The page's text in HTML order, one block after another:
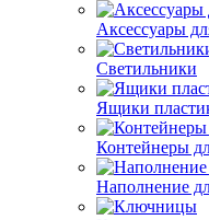
Аксессуары
Светильники
Ящики
Контейнеры
Наполнение